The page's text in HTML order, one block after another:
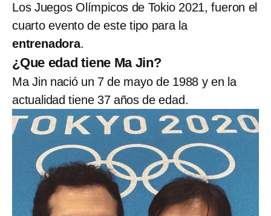
Los Juegos Olímpicos de Tokio 2021, fueron el
cuarto evento de este tipo para la
entrenadora.
¿Que edad tiene Ma Jin?
Ma Jin nació un 7 de mayo de 1988 y en la
actualidad tiene 37 años de edad.